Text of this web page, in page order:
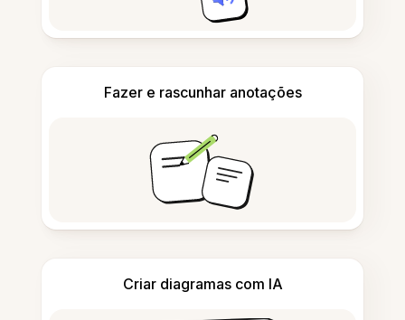
Fazer e rascunhar anotações
Criar diagramas com IA